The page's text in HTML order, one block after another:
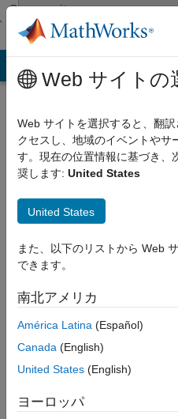
コンテンツへスキップ
Community
Profile
Yukai
Last
約1
年 前
2022
か
ら
ィ
Web サイトの
Web サイトを選択すると、翻
クセスし、地域のイベントやサ
す。現在の位置情報に基づき、
奨します: United States
United States
また、以下のリストから Web
できます。
南北アメリカ
América Latina (Español)
Canada (English)
United States (English)
ヨーロッパ